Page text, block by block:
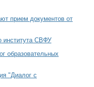
прием документов от
института СВФУ
образовательных
"Диалог с